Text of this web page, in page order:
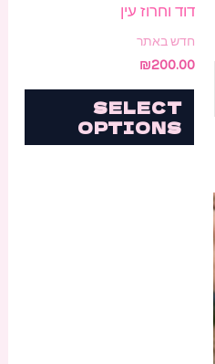
דוד וחרוז עין
חדש באתר
₪200.00
SELECT
OPTIONS
למוצר
זה
יש
מספר
ניתן